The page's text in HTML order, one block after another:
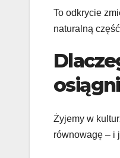
To odkrycie
naturalną
Żyjemy w
równowagę – i